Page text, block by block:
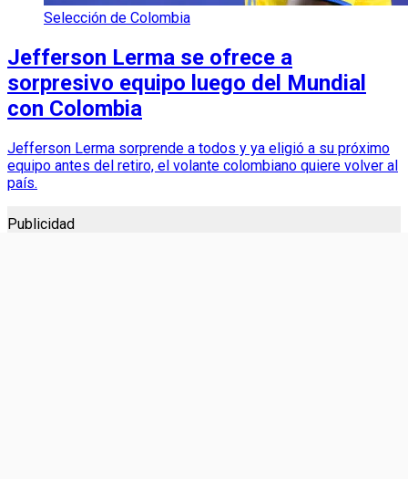
Selección de Colombia
Jefferson Lerma se ofrece a
sorpresivo equipo luego del Mundial
con Colombia
Jefferson Lerma sorprende a todos y ya eligió a su próximo
equipo antes del retiro, el volante colombiano quiere volver al
país.
Publicidad